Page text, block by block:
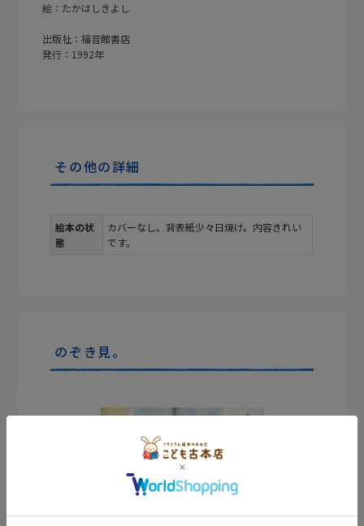
絵：たかはしきよし
出版社：福音館書店
発行：1992年
その他の詳細
絵本の状
態
カバーなし。背表紙少々日焼け。内容きれい
です。
のぞき見。